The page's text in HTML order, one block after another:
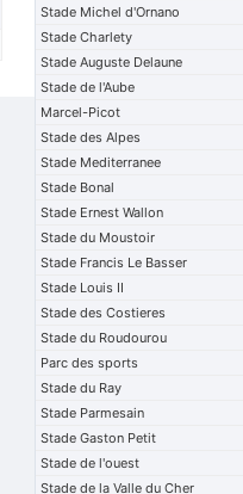
Stade Michel d'Ornano
Stade Charlety
Stade Auguste Delaune
Stade de l'Aube
Marcel-Picot
Stade des Alpes
Stade Mediterranee
Stade Bonal
Stade Ernest Wallon
Stade du Moustoir
Stade Francis Le Basser
Stade Louis II
Stade des Costieres
Stade du Roudourou
Parc des sports
Stade du Ray
Stade Parmesain
Stade Gaston Petit
Stade de l'ouest
Stade de la Valle du Cher